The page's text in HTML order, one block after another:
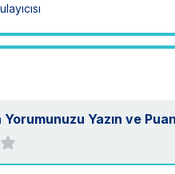
Yazın ve